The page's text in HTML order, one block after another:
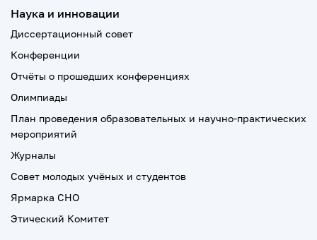
Наука и инновации
Диссертационный совет
Конференции
Отчёты о прошедших конференциях
Олимпиады
План проведения образовательных и научно-практических
мероприятий
Журналы
Совет молодых учёных и студентов
Ярмарка СНО
Этический Комитет